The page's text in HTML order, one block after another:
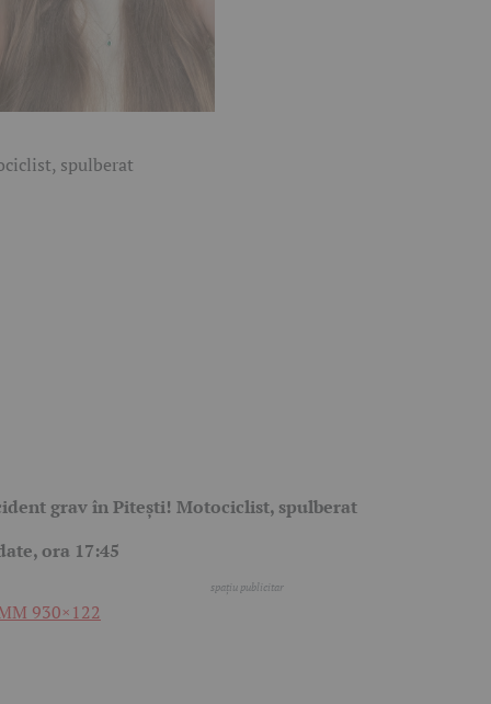
grav în Pitești! Motociclist, spulberat
ora 17:45